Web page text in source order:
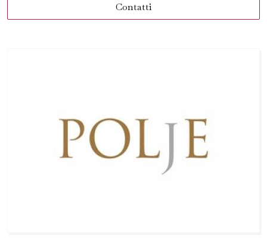
Contatti